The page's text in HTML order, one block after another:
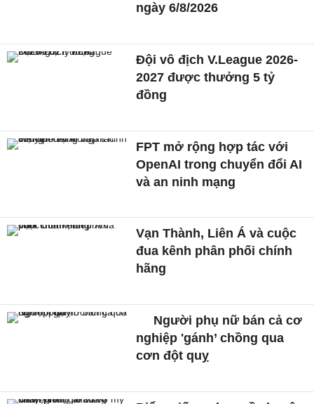
ngày 6/8/2026
Đội vô địch V.League 2026-
2027 được thưởng 5 tỷ
đồng
FPT mở rộng hợp tác với
OpenAI trong chuyển đổi AI
và an ninh mạng
Vạn Thành, Liên Á và cuộc
đua kênh phân phối chính
hãng
Người phụ nữ bán cả cơ
nghiệp 'gánh’ chồng qua
cơn đột quỵ